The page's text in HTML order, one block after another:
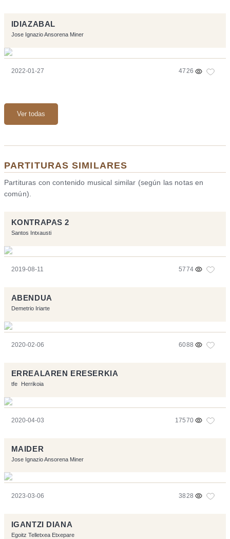
IDIAZABAL
Jose Ignazio Ansorena Miner
2022-01-27 4726
Ver todas
PARTITURAS SIMILARES
Partituras con contenido musical similar (según las notas en
común).
KONTRAPAS 2
Santos Intxausti
2019-08-11 5774
ABENDUA
Demetrio Iriarte
2020-02-06 6088
ERREALAREN ERESERKIA
tfe Herrikoia
2020-04-03 17570
MAIDER
Jose Ignazio Ansorena Miner
2023-03-06 3828
IGANTZI DIANA
Egoitz Telletxea Etxepare